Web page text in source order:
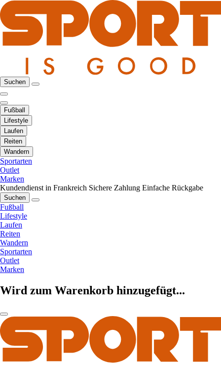
Suchen
Fußball
Lifestyle
Laufen
Reiten
Wandern
Sportarten
Outlet
Marken
Kundendienst in Frankreich Sichere Zahlung Einfache Rückgabe
Suchen
Fußball
Lifestyle
Laufen
Reiten
Wandern
Sportarten
Outlet
Marken
Wird zum Warenkorb hinzugefügt...